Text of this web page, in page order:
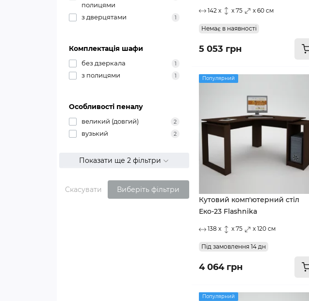
полицями
з дверцятами 1
Комплектація шафи
без дзеркала 1
з полицями 1
Особливості пеналу
великий (довгий) 2
вузький 2
Показати ще 2 фільтри
Скасувати Виберіть фільтри
142 x x 75 x 60 см
Немає в наявності
5 053 грн
Популярний
Кутовий комп'ютерний стіл
Еко-23 Flashnika
138 x x 75 x 120 см
Під замовлення 14 дн
4 064 грн
Популярний